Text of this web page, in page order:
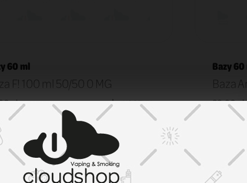
60 ml
F! 100 ml 50/50 0 MG
zł KOSZYK
Bazy
Baza
29,90 zł